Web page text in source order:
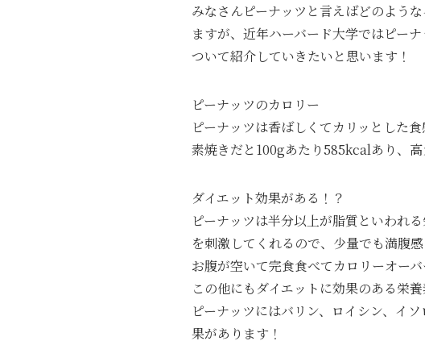
みなさんピーナッツと言えばどのよう
ますが、近年ハーバード大学ではピー
ついて紹介していきたいと思います！
ピーナッツのカロリー
ピーナッツは香ばしくてカリッとした
素焼きだと100gあたり585kcalあり、
ダイエット効果がある！？
ピーナッツは半分以上が脂質といわれ
を刺激してくれるので、少量でも満腹
お腹が空いて完食食べてカロリーオー
この他にもダイエットに効果のある栄
ピーナッツにはバリン、ロイシン、イ
果があります！